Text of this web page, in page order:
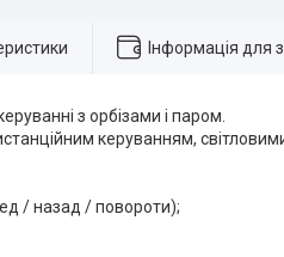
Інформація для
з орбізами і паром.
керуванням,
/ назад / повороти);